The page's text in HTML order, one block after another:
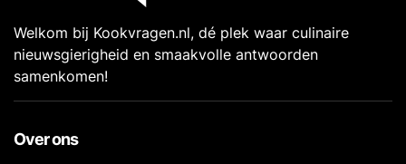
Welkom bij Kookvragen.nl, dé plek waar culinaire
nieuwsgierigheid en smaakvolle antwoorden
samenkomen!
Over ons